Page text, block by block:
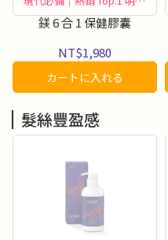
商品
鎂 6 合 1 保健膠囊
NT$1,980
カートに入れる
髮絲豐盈感